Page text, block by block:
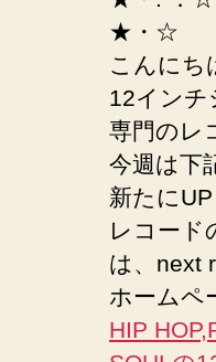
★・☆
こんにち
12インチ
専門のレ
今週は下
新たにUP
レコード
は、next
ホームペ
HIP